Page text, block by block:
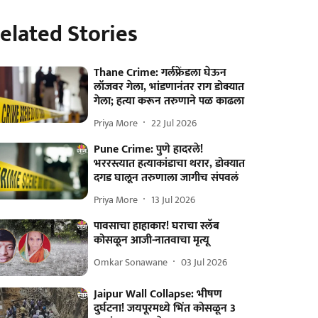
Stories
Thane Crime: गर्लफ्रेंडला घेऊन
लॉजवर गेला, भांडणानंतर राग डोक्यात
गेला; हत्या करून तरुणाने पळ काढला
Priya More 22 Jul 2026
Pune Crime: पुणे हादरले!
भररस्त्यात हत्याकांडाचा थरार, डोक्यात
दगड घालून तरुणाला जागीच संपवलं
Priya More 13 Jul 2026
पावसाचा हाहाकार! घराचा स्लॅब
कोसळून आजी-नातवाचा मृत्यू
Omkar Sonawane 03 Jul 2026
Jaipur Wall Collapse: भीषण
दुर्घटना! जयपूरमध्ये भिंत कोसळून 3